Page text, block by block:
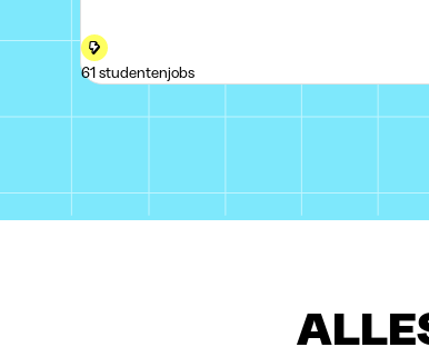
61 studentenjobs